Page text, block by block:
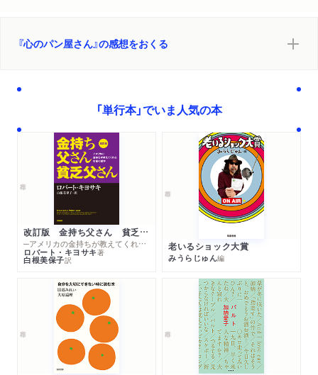
『心のパン屋さん』の感想をおくる
「単行本」でいま人気の本
改訂版 金持ち父さん 貧乏父さん
─アメリカの金持ちが教えてくれるお金の哲学
ロバート・キヨサキ著
白根美保子訳
老いるショック大賞
みうらじゅん編